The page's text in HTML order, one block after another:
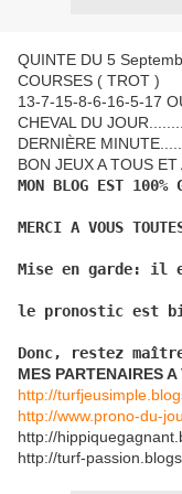
QUINTE DU 5
COURSES ( TROT )
13-7-15-8-6-16-5-17
CHEVAL DU
DERNIÈRE
BON JEUX A TOUS ET
MON BLOG EST 100%
MERCI A VOUS
Mise en garde: il
le pronostic est
Donc, restez
MES PARTENAIRES A
http://
http://www.prono-du-
http://
http://turf-